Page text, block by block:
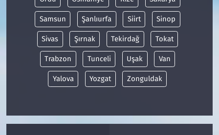
Samsun Şanlıurfa Siirt Sinop
Sivas Şırnak Tekirdağ Tokat
Trabzon Tunceli Uşak Van
Yalova Yozgat Zonguldak